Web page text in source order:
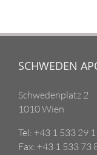
SCHWEDEN
Schwedenplatz 2
1010 Wien
Tel: +43 1 533 29
Fax: +43 1 533 73